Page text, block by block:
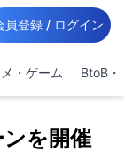
員登録 / ログイン
・ゲーム BtoB・
を開催